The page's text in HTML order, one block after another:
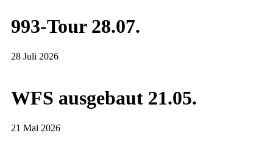
993-Tour 28.07.
28 Juli 2026
WFS ausgebaut 21.05.
21 Mai 2026